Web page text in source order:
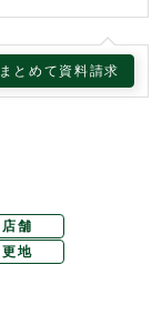
まとめて資料請求
店舗
更地